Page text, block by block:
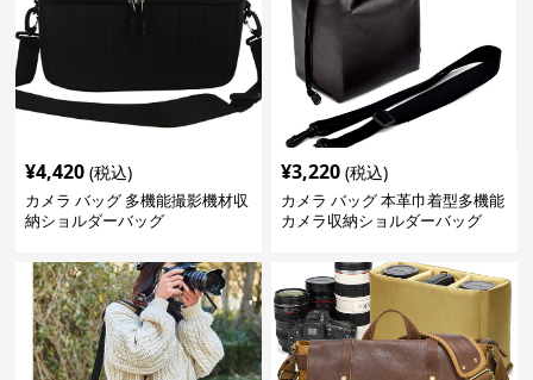
¥4,420 (税込)
カメラ バッグ 多機能撮影機材収
納ショルダーバッグ
¥3,220 (税込)
カメラ バッグ 本革巾着型多機能
カメラ収納ショルダーバッグ